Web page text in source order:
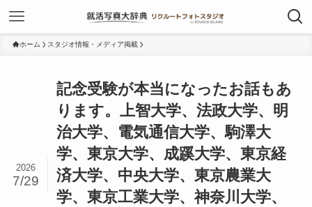
ホーム スタジオ情報・メディア掲載
記念受験が本当になったお話もあ
ります。上智大学、法政大学、明
治大学、電気通信大学、駒澤大
学、東京大学、成蹊大学、東京経
済大学、中央大学、東京農業大
学、東京工業大学、神奈川大学、
2026
7/29